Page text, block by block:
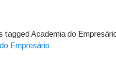
tagged Academia do